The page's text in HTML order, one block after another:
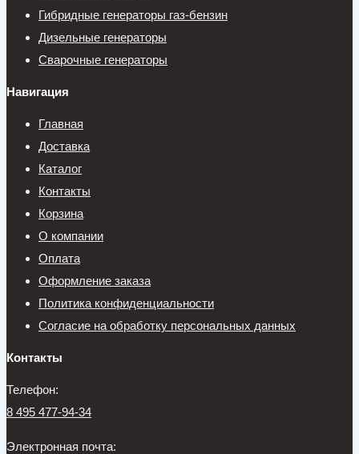
Гибридные генераторы газ-бензин
Дизельные генераторы
Сварочные генераторы
Навигация
Главная
Доставка
Каталог
Контакты
Корзина
О компании
Оплата
Оформление заказа
Политика конфиденциальности
Согласие на обработку персональных данных
Контакты
Телефон:
8 495 477-94-34
Электронная почта: